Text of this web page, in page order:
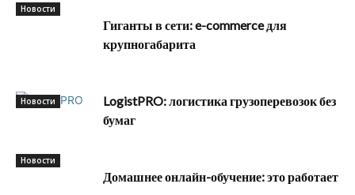
Новости
Гиганты в сети: e-commerce для
крупногабарита
Новости
LogistPRO: логистика грузоперевозок без
бумаг
Новости
Домашнее онлайн-обучение: это работает